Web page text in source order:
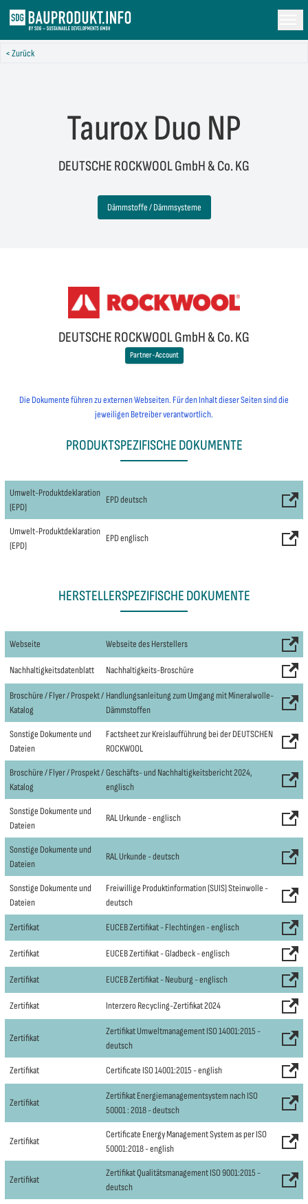
< Zurück
Taurox Duo NP
DEUTSCHE ROCKWOOL GmbH & Co. KG
Dämmstoffe / Dämmsysteme
DEUTSCHE ROCKWOOL GmbH & Co. KG
Partner-Account
Die Dokumente führen zu externen Webseiten. Für den Inhalt dieser Seiten sind die
jeweiligen Betreiber verantwortlich.
PRODUKTSPEZIFISCHE DOKUMENTE
Umwelt-Produktdeklaration
(EPD)
EPD deutsch
Umwelt-Produktdeklaration
(EPD)
EPD englisch
HERSTELLERSPEZIFISCHE DOKUMENTE
Webseite Webseite des Herstellers
Nachhaltigkeitsdatenblatt Nachhaltigkeits-Broschüre
Broschüre / Flyer / Prospekt /
Katalog
Handlungsanleitung zum Umgang mit Mineralwolle-
Dämmstoffen
Sonstige Dokumente und
Dateien
Factsheet zur Kreislaufführung bei der DEUTSCHEN
ROCKWOOL
Broschüre / Flyer / Prospekt /
Katalog
Geschäfts- und Nachhaltigkeitsbericht 2024,
englisch
Sonstige Dokumente und
Dateien
RAL Urkunde - englisch
Sonstige Dokumente und
Dateien
RAL Urkunde - deutsch
Sonstige Dokumente und
Dateien
Freiwillige Produktinformation (SUIS) Steinwolle -
deutsch
Zertifikat EUCEB Zertifikat - Flechtingen - englisch
Zertifikat EUCEB Zertifikat - Gladbeck - englisch
Zertifikat EUCEB Zertifikat - Neuburg - englisch
Zertifikat Interzero Recycling-Zertifikat 2024
Zertifikat
Zertifikat Umweltmanagement ISO 14001:2015 -
deutsch
Zertifikat Certificate ISO 14001:2015 - english
Zertifikat
Zertifikat Energiemanagementsystem nach ISO
50001 : 2018 - deutsch
Zertifikat
Certificate Energy Management System as per ISO
50001:2018 - english
Zertifikat
Zertifikat Qualitätsmanagement ISO 9001:2015 -
deutsch